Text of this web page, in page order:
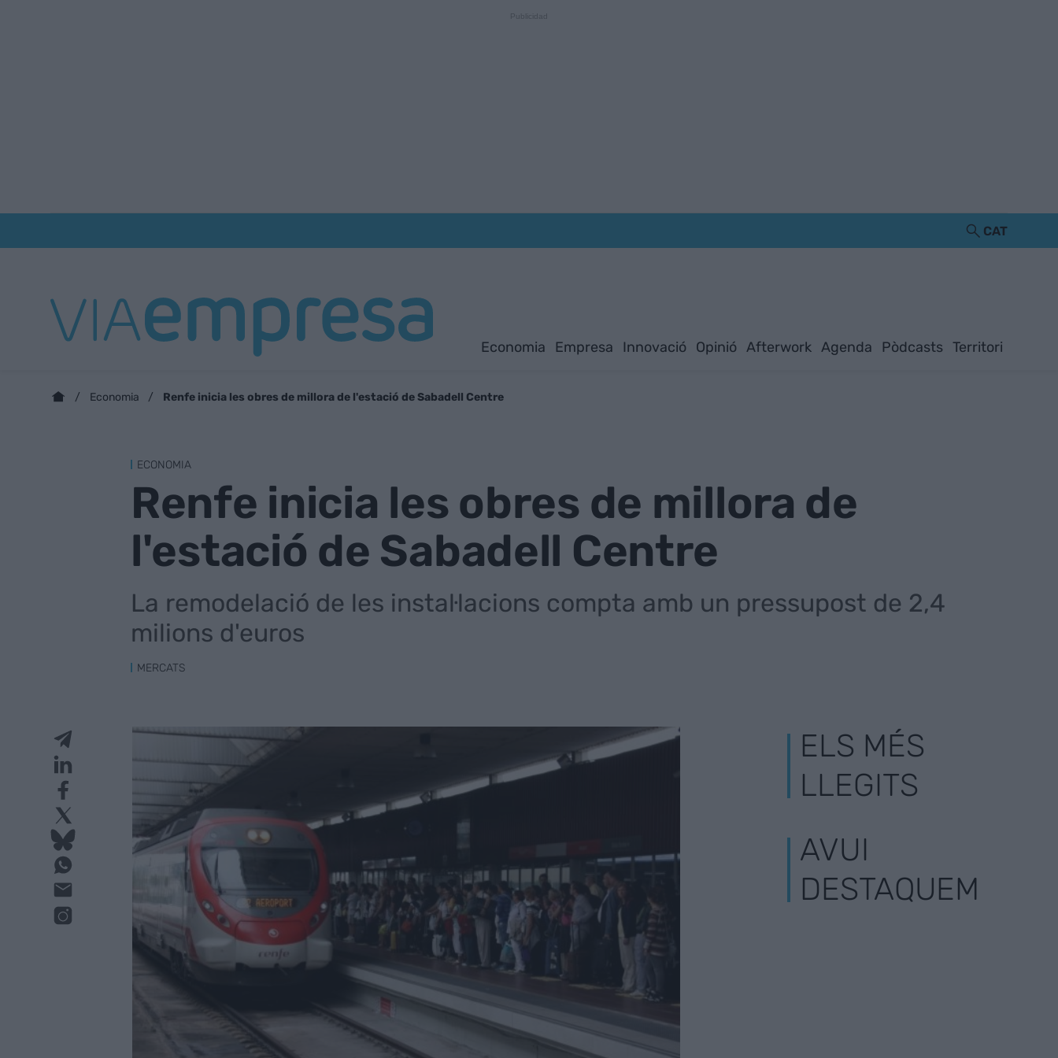
CAT
Economia Empresa Innovació Opinió Afterwork Agenda Pòdcasts Territori
Economia Renfe inicia les obres de millora de l'estació de Sabadell Centre
ECONOMIA
Renfe inicia les obres de millora de
l'estació de Sabadell Centre
La remodelació de les instal·lacions compta amb un pressupost de 2,4
milions d'euros
MERCATS
ELS MÉS
LLEGITS
AVUI
DESTAQUEM